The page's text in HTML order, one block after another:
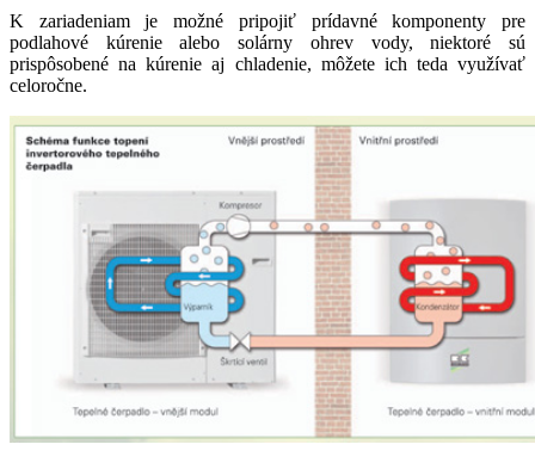
K zariadeniam je možné pripojiť prídavné komponenty pre
podlahové kúrenie alebo solárny ohrev vody, niektoré sú
prispôsobené na kúrenie aj chladenie, môžete ich teda využívať
celoročne.